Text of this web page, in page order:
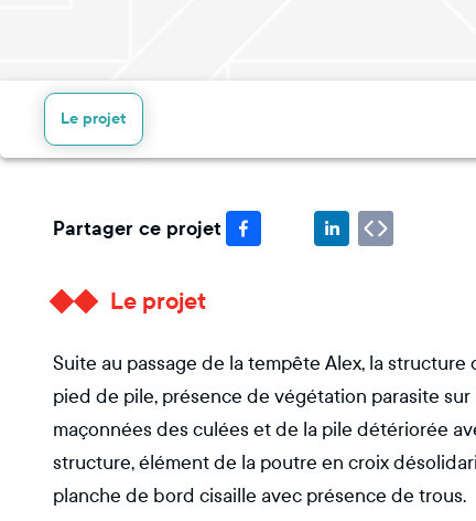
Le projet
Partager ce projet
Le projet
Suite au passage de la tempête Alex, la
pied de pile, présence de végétation parasite
maçonnées des culées et de la pile détériorée
structure, élément de la poutre en croix
planche de bord cisaille avec présence de trous.